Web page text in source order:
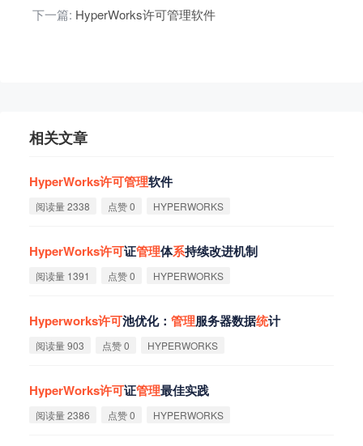
下一篇: HyperWorks许可管理软件
相关文章
HyperWorks许可管理软件
阅读量 2338 点赞 0 HYPERWORKS
HyperWorks许可证管理体系持续改进机制
阅读量 1391 点赞 0 HYPERWORKS
Hyperworks许可池优化： 管理服务器数据统计
阅读量 903 点赞 0 HYPERWORKS
HyperWorks许可证管理最佳实践
阅读量 2386 点赞 0 HYPERWORKS